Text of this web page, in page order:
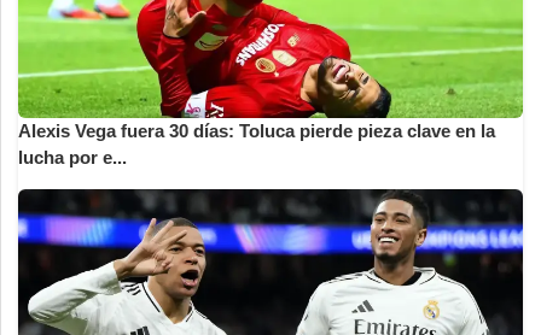
Alexis Vega fuera 30 días: Toluca pierde pieza clave en la
lucha por e...